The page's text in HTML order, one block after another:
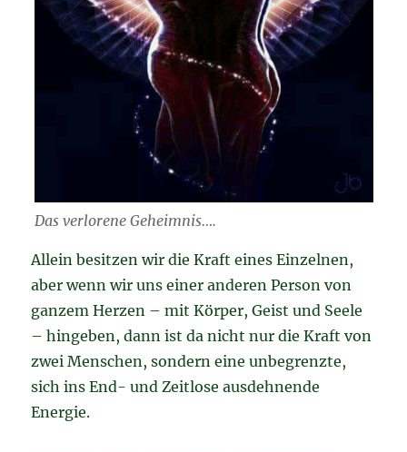
Das verlorene Geheimnis….
Allein besitzen wir die Kraft eines Einzelnen,
aber wenn wir uns einer anderen Person von
ganzem Herzen – mit Körper, Geist und Seele
– hingeben, dann ist da nicht nur die Kraft von
zwei Menschen, sondern eine unbegrenzte,
sich ins End- und Zeitlose ausdehnende
Energie.